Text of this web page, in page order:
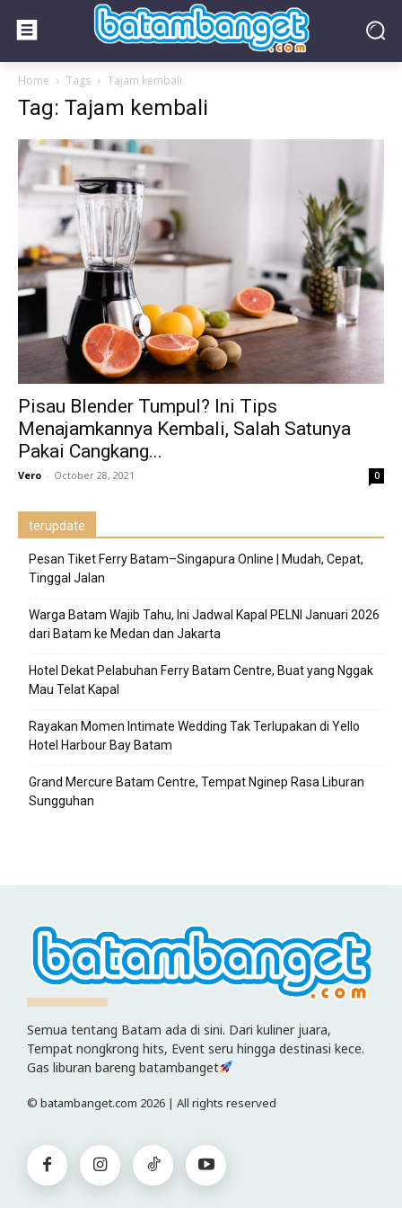
Home Tags Tajam kembali
Tag: Tajam kembali
Pisau Blender Tumpul? Ini Tips
Menajamkannya Kembali, Salah Satunya
Pakai Cangkang...
Vero - October 28, 2021 0
terupdate
Pesan Tiket Ferry Batam–Singapura Online | Mudah, Cepat,
Tinggal Jalan
Warga Batam Wajib Tahu, Ini Jadwal Kapal PELNI Januari 2026
dari Batam ke Medan dan Jakarta
Hotel Dekat Pelabuhan Ferry Batam Centre, Buat yang Nggak
Mau Telat Kapal
Rayakan Momen Intimate Wedding Tak Terlupakan di Yello
Hotel Harbour Bay Batam
Grand Mercure Batam Centre, Tempat Nginep Rasa Liburan
Sungguhan
Semua tentang Batam ada di sini. Dari kuliner juara,
Tempat nongkrong hits, Event seru hingga destinasi kece.
Gas liburan bareng batambanget
© batambanget.com 2026 | All rights reserved